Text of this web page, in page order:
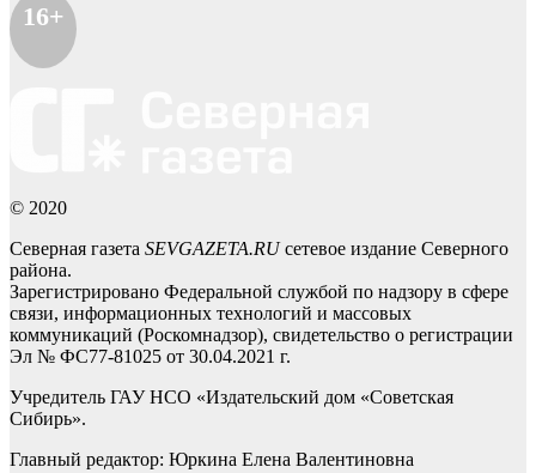
16+
© 2020
Северная газета SEVGAZETA.RUсетевое издание Северного
района.
Зарегистрировано Федеральной службой по надзору в сфере
связи, информационных технологий и массовых
коммуникаций (Роскомнадзор), свидетельство о регистрации
Эл № ФС77-81025 от 30.04.2021 г.
Учредитель ГАУ НСО «Издательский дом «Советская
Сибирь».
Главный редактор: Юркина Елена Валентиновна